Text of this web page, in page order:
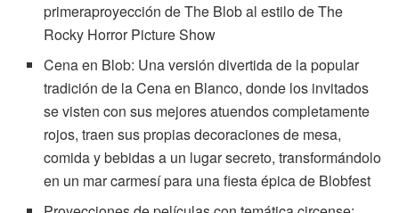
primeraproyección de The Blob al estilo de The
Rocky Horror Picture Show
Cena en Blob: Una versión divertida de la popular
tradición de la Cena en Blanco, donde los invitados
se visten con sus mejores atuendos completamente
rojos, traen sus propias decoraciones de mesa,
comida y bebidas a un lugar secreto, transformándolo
en un mar carmesí para una fiesta épica de Blobfest